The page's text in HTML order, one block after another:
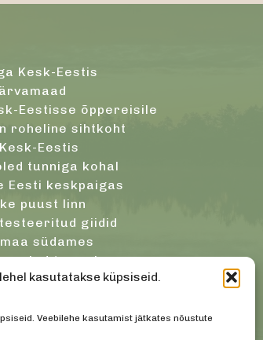
kasutatakse küpsiseid.
Veebilehe kasutamist jätkates nõustute
Kesk-Eestis
Eestisse õppereisile
roheline sihtkoht
Eestis
tunniga kohal
Eesti keskpaigas
puust linn
giidid
südames
oled terve ja noor